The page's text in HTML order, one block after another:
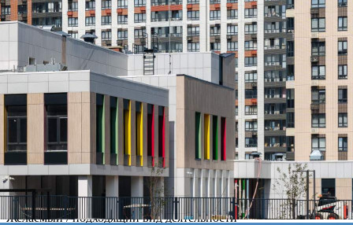
Характеристики помещения
№ объявления
118495
Дата размещения
06.08.2026
Город
Москва
Адрес
Ленинградское шоссе, д.228к4
Расположено
Этаж
-1
Предлагается
Продажа
Желаемый / подходящий вид деятельности